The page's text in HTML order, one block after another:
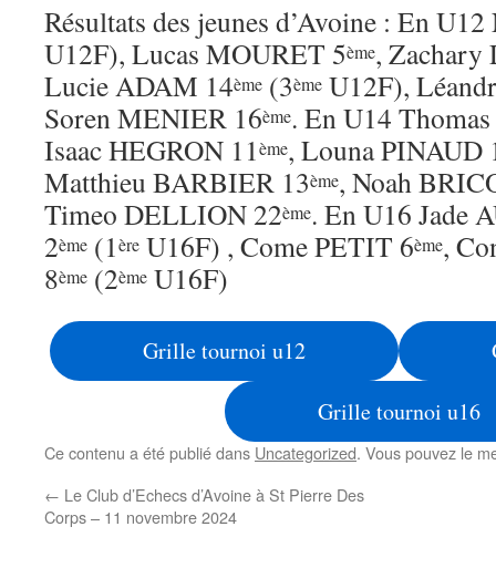
Résultats des jeunes d’Avoine : En
U12F), Lucas MOURET 5ème,
Lucie ADAM 14ème (3ème U12F),
Soren MENIER 16ème. En U14
Isaac HEGRON 11 ème, Louna PINAUD
Matthieu BARBIER 13ème, Noah
Timeo DELLION 22ème. En U16 Jade
2ème (1 ère U16F) , Come PETIT 6ème,
8ème (2ème U16F)
Grille tournoi u12
Grille tournoi u16
Ce contenu a été publié dans Uncategorized. Vous pouvez le
← Le Club d’Echecs d’Avoine à St Pierre Des
Corps – 11 novembre 2024